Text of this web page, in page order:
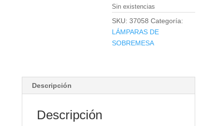
Sin existencias
SKU:37058 Categoría:
LÁMPARAS DE
SOBREMESA
Descripción
Descripción